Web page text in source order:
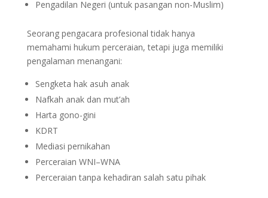
Pengadilan Negeri (untuk pasangan non-Muslim)
Seorang pengacara profesional tidak hanya
memahami hukum perceraian, tetapi juga memiliki
pengalaman menangani:
Sengketa hak asuh anak
Nafkah anak dan mut’ah
Harta gono-gini
KDRT
Mediasi pernikahan
Perceraian WNI–WNA
Perceraian tanpa kehadiran salah satu pihak